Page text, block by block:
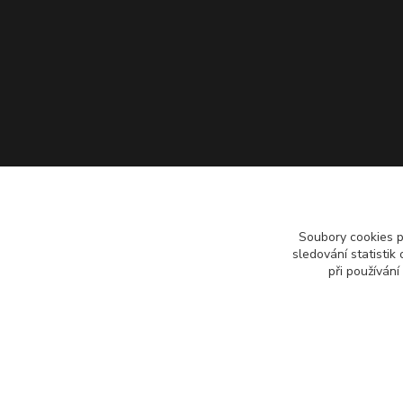
Soubory cookies
sledování statistik
při